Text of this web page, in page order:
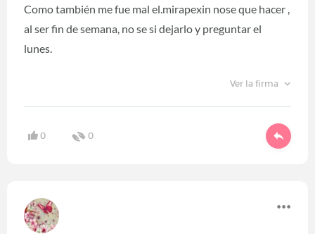
Como también me fue mal el.mirapexin nose que hacer ,
al ser fin de semana, no se si dejarlo y preguntar el
lunes.
Ver la firma
0 0